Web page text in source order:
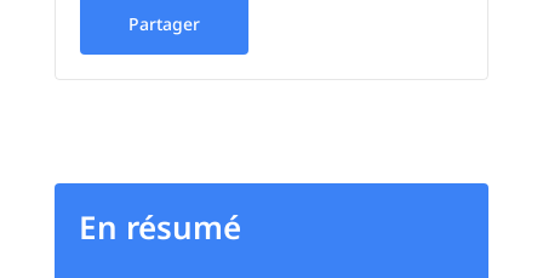
Partager
En résumé